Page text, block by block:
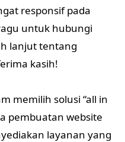
responsif pada
untuk hubungi
lanjut tentang
kasih!
memilih solusi “all in
pembuatan website
layanan yang